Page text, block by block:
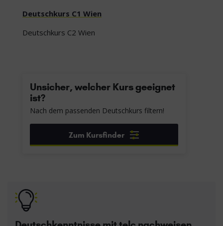
Deutschkurs C1 Wien
Deutschkurs C2 Wien
Unsicher, welcher Kurs geeignet
ist?
Nach dem passenden Deutschkurs filtern!
Zum Kursfinder